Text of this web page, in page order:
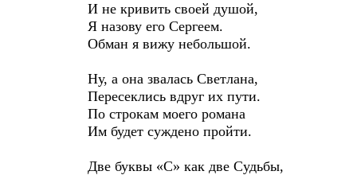
И не кривить своей душой,
Я назову его Сергеем.
Обман я вижу небольшой.
Ну, а она звалась Светлана,
Пересеклись вдруг их пути.
По строкам моего романа
Им будет суждено пройти.
Две буквы «С» как две Судьбы,